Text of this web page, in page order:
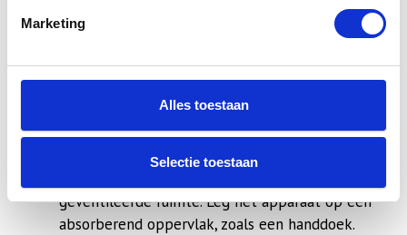
Marketing
Alles toestaan
Selectie toestaan
om kortsluiting te voorkomen. Ontkoppel alle
Verwijder vocht:Gebruik een zachte,
van de buitenkant van de Mac te deppen. Wees
voorzichtig en probeer geen vloeistof in de
openingen te drukken.
geventileerde ruimte. Leg het apparaat op een
absorberend oppervlak, zoals een handdoek.